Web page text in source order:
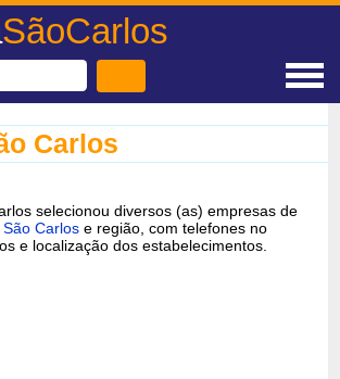
SãoCarlos
Carlos
selecionou diversos (as) empresas de
Carlos e região, com telefones no
e localização dos estabelecimentos.